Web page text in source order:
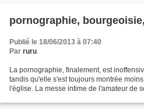
pornographie,
Publié le 18/06/2013 à 07:40
Par ruru
La pornographie, finalement, est
tandis qu'elle s'est toujours montrée
l'église. La messe intime de l'amateur de